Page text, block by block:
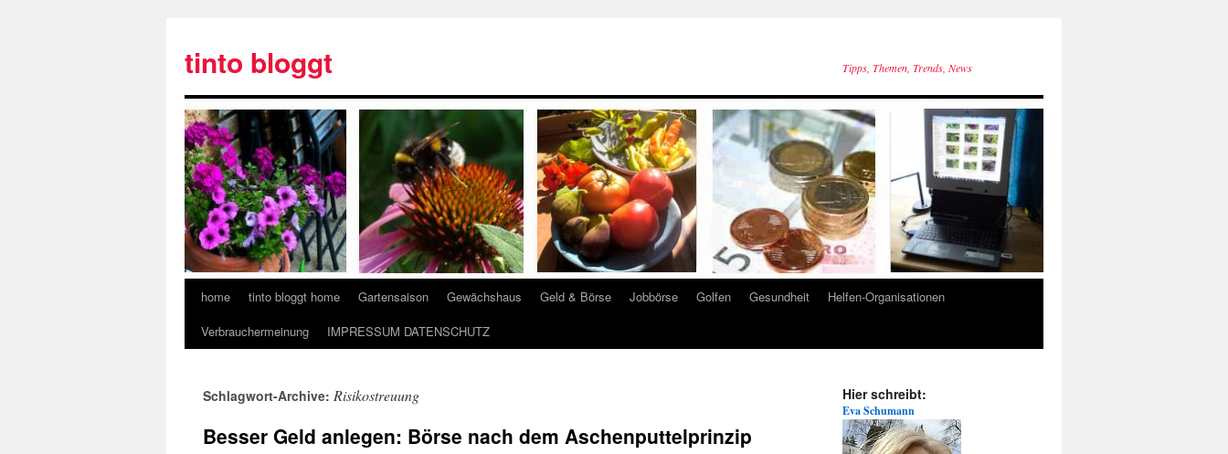
tinto bloggt Tipps, Themen, Trends, News
home tinto bloggt home Gartensaison Gewächshaus Geld & Börse Jobbörse Golfen Gesundheit
Helfen-Organisationen
Verbrauchermeinung
IMPRESSUM DATENSCHUTZ
Schlagwort-Archive: Risikostreuung
Besser Geld anlegen: Börse nach dem Aschenputtelprinzip
Hier schreibt:
Eva Schumann